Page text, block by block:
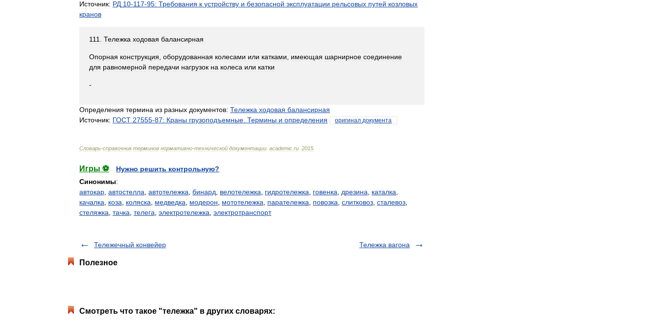
Источник: РД 10-117-95: Требования к устройству и безопасной эксплуатации рельсовых путей козловых
кранов
111 Тележка ходовая балансирная
Опорная конструкция оборудованная колесами или катками имеющая шарнирное соединение
для равномерной передачи нагрузок на колеса или катки
-
Определения термина из разных документов: Тележка ходовая балансирная
Источник: ГОСТ 27555-87: Краны грузоподъемные Термины и определения оригинал документа
Словарь-справочник терминов нормативно-технической документации academic ru 2015
Игры ⚽
Нужно решить контрольную?
Синонимы:
автокар автостелла автотележка бинард велотележка гидротележка говенка дрезина каталка
качалка
коза коляска медведка модерон мототележка паратележка повозка слитковоз сталевоз
стеляжка тачка телега электротележка электротранспорт
Тележечный конвейер Тележка вагона
Полезное
Смотреть что такое "тележка" в других словарях: